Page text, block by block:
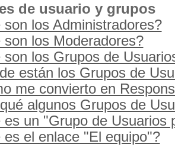
de usuario y grupos
son los Administradores?
son los Moderadores?
son los Grupos de
están los Grupos de
me convierto en
algunos Grupos de
es un "Grupo de Usuarios
es el enlace "El equipo"?